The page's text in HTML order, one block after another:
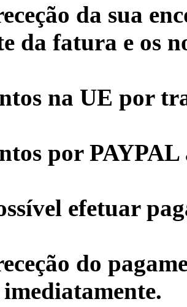
da sua
da fatura e os
na UE por
por
efetuar
do